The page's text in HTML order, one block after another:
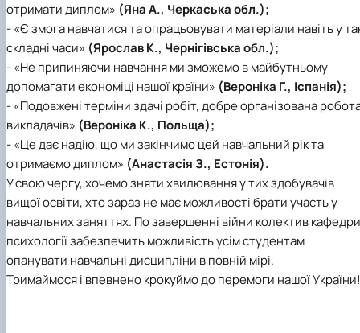
отримати диплом» (Яна А., Черкаська обл.);
- «Є змога навчатися та опрацьовувати матеріали навіть у
складні часи» (Ярослав К., Чернігівська обл.);
- «Не припиняючи навчання ми зможемо в майбутньому
допомагати економіці нашої країни» (Вероніка Г., Іспанія);
- «Подовжені терміни здачі робіт, добре організована
викладачів» (Вероніка К., Польща);
- «Це дає надію, що ми закінчимо цей навчальний рік та
отримаємо диплом» (Анастасія З., Естонія).
У свою чергу, хочемо зняти хвилювання у тих здобувачів
вищої освіти, хто зараз не має можливості брати участь у
навчальних заняттях. По завершенні війни колектив кафедри
психології забезпечить можливість усім студентам
опанувати навчальні дисципліни в повній мірі.
Тримаймося і впевнено крокуймо до перемоги нашої України!